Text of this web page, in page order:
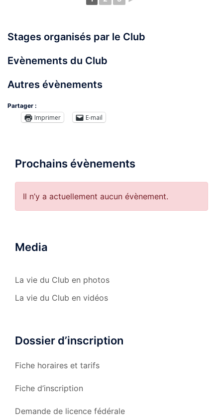
Stages organisés par le Club
Evènements du Club
Autres évènements
Partager :
Imprimer E-mail
Prochains évènements
Il n’y a actuellement aucun évènement.
Media
La vie du Club en photos
La vie du Club en vidéos
Dossier d’inscription
Fiche horaires et tarifs
Fiche d’inscription
Demande de licence fédérale